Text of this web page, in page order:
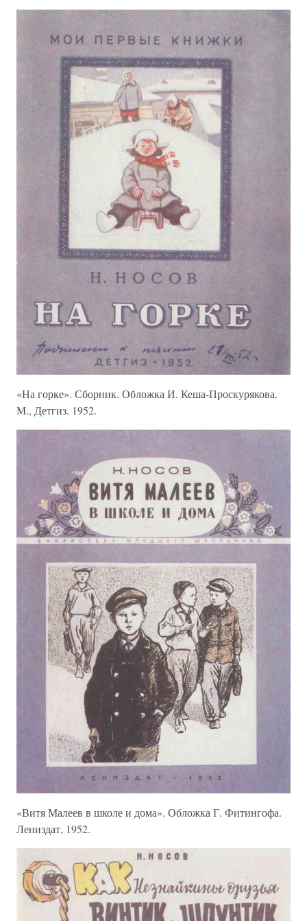
«На горке». Сборник. Обложка И. Кеша-Проскурякова.
М., Детгиз. 1952.
«Витя Малеев в школе и дома». Обложка Г. Фитингофа.
Лениздат, 1952.